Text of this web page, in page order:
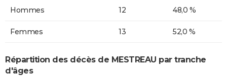
Hommes 12 48,0 %
Femmes 13 52,0 %
Répartition des décès de MESTREAU par tranche
d'âges